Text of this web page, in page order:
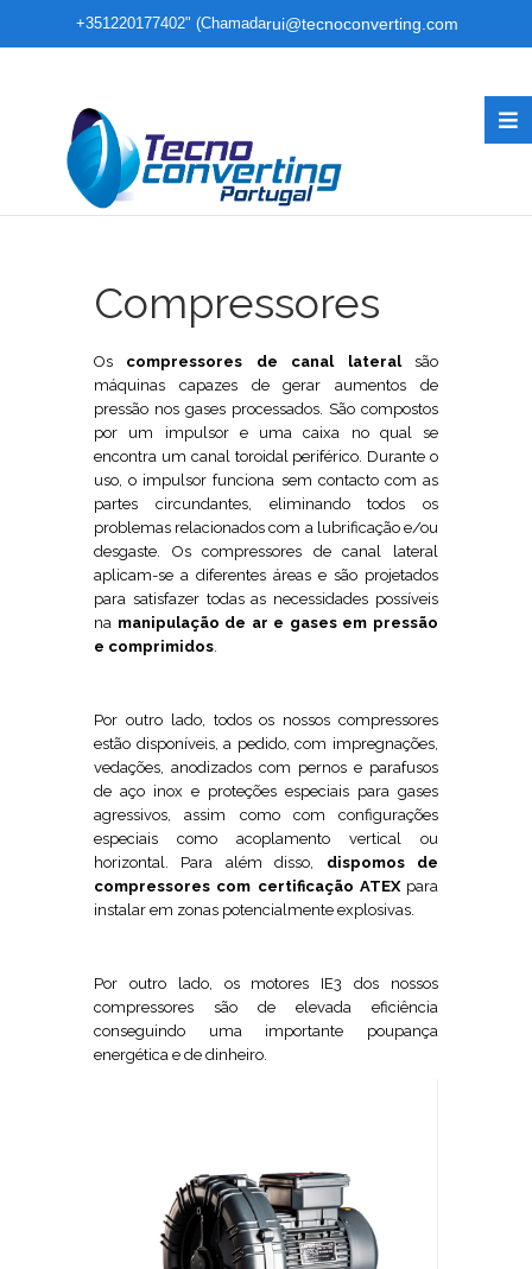
+351220177402" (Chamadarui@tecnoconverting.com
Compressores
Os compressores de canal lateralsão
máquinas capazes de gerar aumentos de
pressão nos gases processados. São compostos
por um impulsor e uma caixa no qual se
encontra um canal toroidal periférico. Durante o
uso, o impulsor funciona sem contacto com as
partes circundantes, eliminando todos os
problemas relacionados com a lubrificação e/ou
desgaste. Os compressores de canal lateral
aplicam-se a diferentes áreas e são projetados
para satisfazer todas as necessidades possíveis
na manipulação de ar e gases em pressão
e comprimidos.
Por outro lado, todos os nossos compressores
estão disponíveis, a pedido, com impregnações,
vedações, anodizados com pernos e parafusos
de aço inox e proteções especiais para gases
agressivos, assim como com configurações
especiais como acoplamento vertical ou
horizontal. Para além disso, dispomos de
compressores com certificação ATEXpara
instalar em zonas potencialmente explosivas.
Por outro lado, os motores IE3 dos nossos
compressores são de elevada eficiência
conseguindo uma importante poupança
energética e de dinheiro.